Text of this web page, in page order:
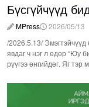
Бүсгүйчүүд
MPress
2026/05/13
/2026.5.13/
явдаг ч нэг л өдөр “Юу
рүүгээ өнгийдөг. Яг тэр